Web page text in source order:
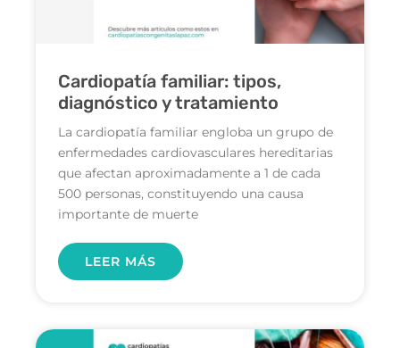
Cardiopatía familiar: tipos,
diagnóstico y tratamiento
La cardiopatía familiar engloba un grupo de
enfermedades cardiovasculares hereditarias
que afectan aproximadamente a 1 de cada
500 personas, constituyendo una causa
importante de muerte
LEER MÁS